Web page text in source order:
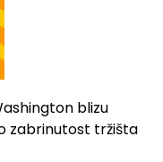
blizu
zabrinutost tržišta